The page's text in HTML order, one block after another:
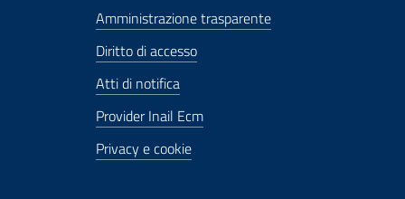
Amministrazione trasparente
Diritto di accesso
Atti di notifica
Provider Inail Ecm
Privacy e cookie